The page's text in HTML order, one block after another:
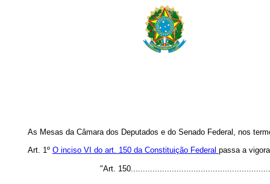
As Mesas da Câmara dos Deputados e do Senado Federal, nos
Art. 1º O inciso VI do art. 150 da Constituição Federal passa a
"Art.